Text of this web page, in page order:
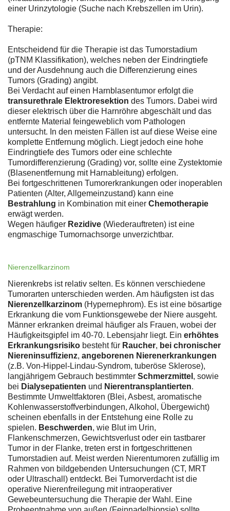
einer Urinzytologie (Suche nach Krebszellen im Urin).
Therapie:
Entscheidend für die Therapie ist das Tumorstadium
(pTNM Klassifikation), welches neben der Eindringtiefe
und der Ausdehnung auch die Differenzierung eines
Tumors (Grading) angibt.
Bei Verdacht auf einen Harnblasentumor erfolgt die
transurethrale Elektroresektion des Tumors. Dabei wird
dieser elektrisch über die Harnröhre abgeschält und das
entfernte Material feingeweblich vom Pathologen
untersucht. In den meisten Fällen ist auf diese Weise eine
komplette Entfernung möglich. Liegt jedoch eine hohe
Eindringtiefe des Tumors oder eine schlechte
Tumordifferenzierung (Grading) vor, sollte eine Zystektomie
(Blasenentfernung mit Harnableitung) erfolgen.
Bei fortgeschrittenen Tumorerkrankungen oder inoperablen
Patienten (Alter, Allgemeinzustand) kann eine
Bestrahlung in Kombination mit einer Chemotherapie
erwägt werden.
Wegen häufiger Rezidive (Wiederauftreten) ist eine
engmaschige Tumornachsorge unverzichtbar.
Nierenzellkarzinom
Nierenkrebs ist relativ selten. Es können verschiedene
Tumorarten unterschieden werden. Am häufigsten ist das
Nierenzellkarzinom (Hypernephrom). Es ist eine bösartige
Erkrankung die vom Funktionsgewebe der Niere ausgeht.
Männer erkranken dreimal häufiger als Frauen, wobei der
Häufigkeitsgipfel im 40-70. Lebensjahr liegt. Ein erhöhtes
Erkrankungsrisiko besteht für Raucher, bei chronischer
Niereninsuffizienz, angeborenen Nierenerkrankungen
(z.B. Von-Hippel-Lindau-Syndrom, tuberöse Sklerose),
langjährigem Gebrauch bestimmter Schmerzmittel , sowie
bei Dialysepatienten und Nierentransplantierten.
Bestimmte Umweltfaktoren (Blei, Asbest, aromatische
Kohlenwasserstoffverbindungen, Alkohol, Übergewicht)
scheinen ebenfalls in der Entstehung eine Rolle zu
spielen. Beschwerden, wie Blut im Urin,
Flankenschmerzen, Gewichtsverlust oder ein tastbarer
Tumor in der Flanke, treten erst in fortgeschrittenen
Tumorstadien auf. Meist werden Nierentumoren zufällig im
Rahmen von bildgebenden Untersuchungen (CT, MRT
oder Ultraschall) entdeckt. Bei Tumorverdacht ist die
operative Nierenfreilegung mit intraoperativer
Gewebeuntersuchung die Therapie der Wahl. Eine